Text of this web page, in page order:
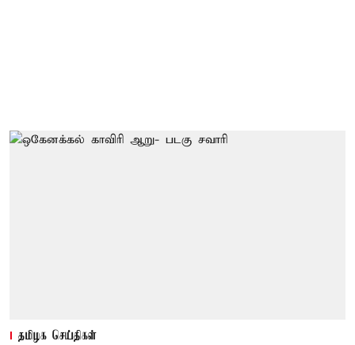
தமிழக செய்திகள்